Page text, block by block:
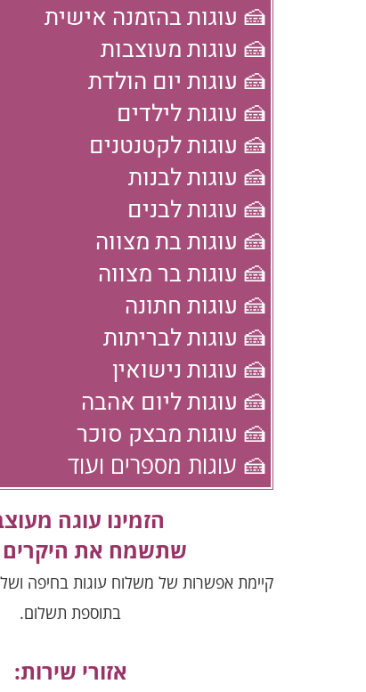
🍰 עוגות בהזמנה אישית
🍰 עוגות מעוצבות
🍰 עוגות יום הולדת
🍰 עוגות לילדים
🍰 עוגות לקטנטנים
🍰 עוגות לבנות
🍰 עוגות לבנים
🍰 עוגות בת מצווה
🍰 עוגות בר מצווה
🍰 עוגות חתונה
🍰 עוגות לבריתות
🍰 עוגות נישואין
🍰 עוגות ליום אהבה
🍰 עוגות מבצק סוכר
🍰 עוגות מספרים ועוד
הזמינו עוגה
שתשמח את היקרים
קיימת אפשרות של משלוח עוגות בחיפה
בתוספת תשלום.
אזורי שירות: